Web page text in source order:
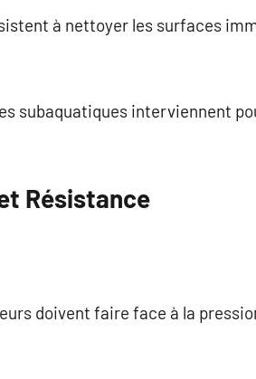
à nettoyer les surfaces
subaquatiques interviennent
Résistance
doivent faire face à la